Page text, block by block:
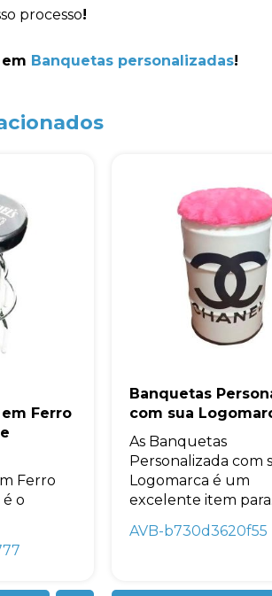
processo!
Banquetas personalizadas!
Ferro
Ferro
o
Banquetas
com sua
As Banquetas
Personalizada com
Logomarca é um
excelente item
AVB-b730d3620f55